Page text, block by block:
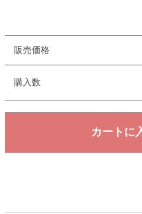
販売価格
購入数